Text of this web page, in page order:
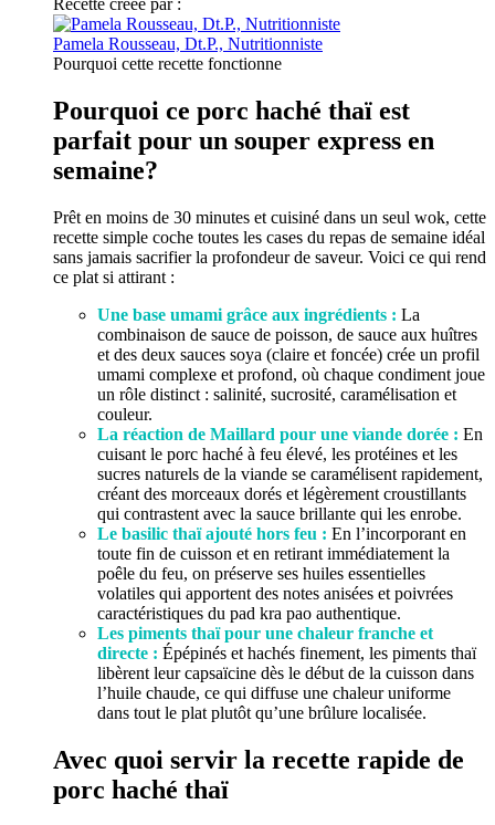
Recette créée par :
Pamela Rousseau, Dt.P., Nutritionniste
Pourquoi cette recette fonctionne
Pourquoi ce porc haché thaï est
parfait pour un souper express en
semaine?
Prêt en moins de 30 minutes et cuisiné dans un seul wok, cette
recette simple coche toutes les cases du repas de semaine idéal
sans jamais sacrifier la profondeur de saveur. Voici ce qui rend
ce plat si attirant :
Une base umami grâce aux ingrédients : La
combinaison de sauce de poisson, de sauce aux huîtres
et des deux sauces soya (claire et foncée) crée un profil
umami complexe et profond, où chaque condiment joue
un rôle distinct : salinité, sucrosité, caramélisation et
couleur.
La réaction de Maillard pour une viande dorée : En
cuisant le porc haché à feu élevé, les protéines et les
sucres naturels de la viande se caramélisent rapidement,
créant des morceaux dorés et légèrement croustillants
qui contrastent avec la sauce brillante qui les enrobe.
Le basilic thaï ajouté hors feu : En l’incorporant en
toute fin de cuisson et en retirant immédiatement la
poêle du feu, on préserve ses huiles essentielles
volatiles qui apportent des notes anisées et poivrées
caractéristiques du pad kra pao authentique.
Les piments thaï pour une chaleur franche et
directe : Épépinés et hachés finement, les piments thaï
libèrent leur capsaïcine dès le début de la cuisson dans
l’huile chaude, ce qui diffuse une chaleur uniforme
dans tout le plat plutôt qu’une brûlure localisée.
Avec quoi servir la recette rapide de
porc haché thaï